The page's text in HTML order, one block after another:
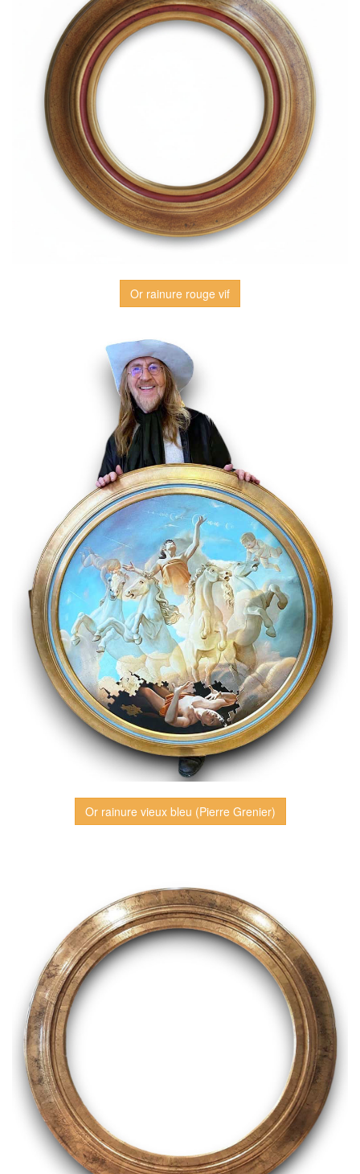
Or rainure rouge vif
Or rainure vieux bleu (Pierre Grenier)